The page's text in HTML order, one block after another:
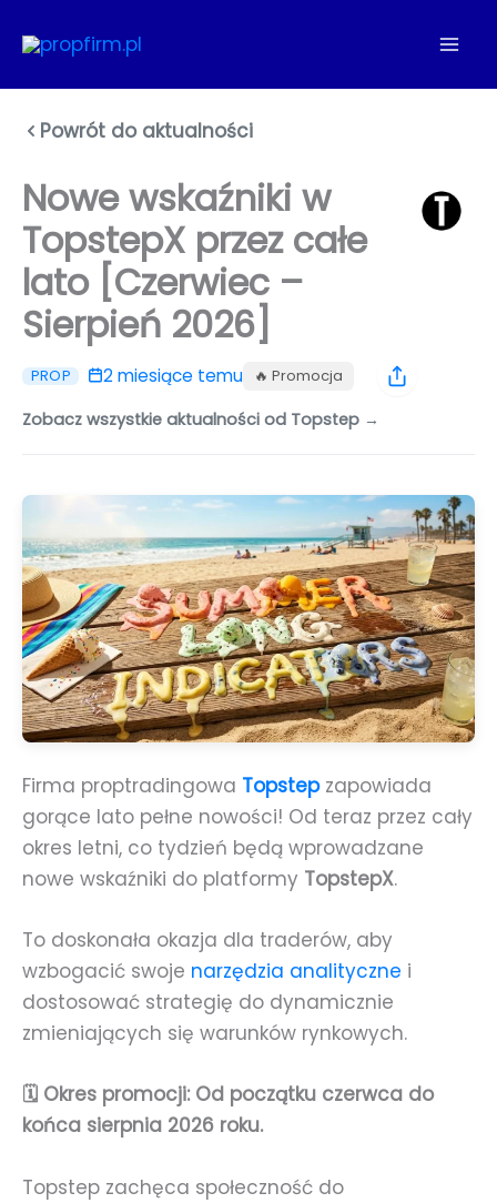
do
Powrót do aktualności
Nowe wskaźniki w
TopstepX przez całe
lato [Czerwiec –
Sierpień 2026]
PROP 2 miesiące temu 🔥 Promocja
Zobacz wszystkie aktualności od Topstep →
Firma proptradingowa Topstepzapowiada
gorące lato pełne nowości! Od teraz przez cały
okres letni, co tydzień będą wprowadzane
nowe wskaźniki do platformy TopstepX.
To doskonała okazja dla traderów, aby
wzbogacić swoje narzędzia analityczne i
dostosować strategię do dynamicznie
zmieniających się warunków rynkowych.
🗓️ Okres promocji: Od początku czerwca do
końca sierpnia 2026 roku.
Topstep zachęca społeczność do